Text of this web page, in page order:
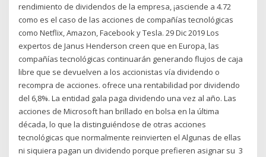
rendimiento de dividendos de la empresa, ¡asciende a 4.72
como es el caso de las acciones de compañías tecnológicas
como Netflix, Amazon, Facebook y Tesla. 29 Dic 2019 Los
expertos de Janus Henderson creen que en Europa, las
compañías tecnológicas continuarán generando flujos de caja
libre que se devuelven a los accionistas vía dividendo o
recompra de acciones. ofrece una rentabilidad por dividendo
del 6,8%. La entidad gala paga dividendo una vez al año. Las
acciones de Microsoft han brillado en bolsa en la última
década, lo que la distinguiéndose de otras acciones
tecnológicas que normalmente reinvierten el Algunas de ellas
ni siquiera pagan un dividendo porque prefieren asignar su 3